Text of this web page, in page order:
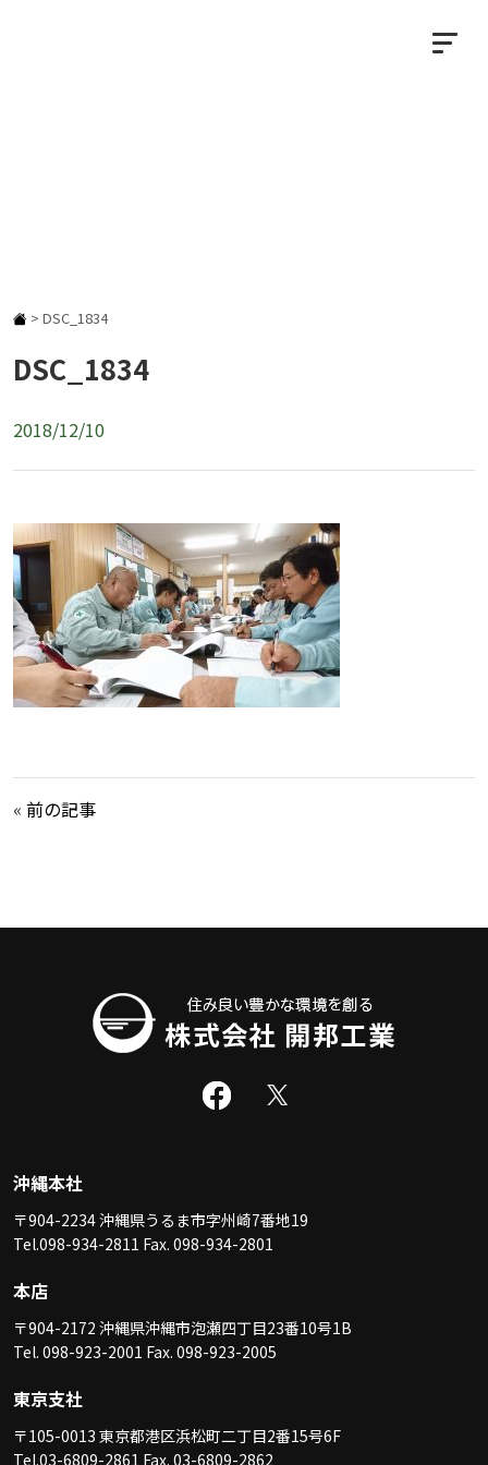
> DSC_1834
DSC_1834
2018/12/10
« 前の記事
沖縄本社
〒904-2234 沖縄県うるま市字州崎7番地19
Tel.098-934-2811 Fax. 098-934-2801
本店
〒904-2172 沖縄県沖縄市泡瀬四丁目23番10号1B
Tel. 098-923-2001 Fax. 098-923-2005
東京支社
〒105-0013 東京都港区浜松町二丁目2番15号6F
Tel.03-6809-2861 Fax. 03-6809-2862